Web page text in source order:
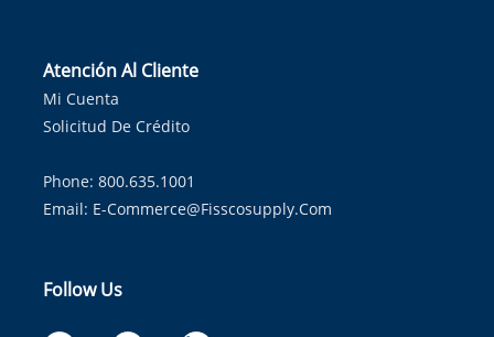
Atención Al Cliente
Mi Cuenta
Solicitud De Crédito
Phone: 800.635.1001
Email: E-Commerce@fisscosupply.com
Follow Us